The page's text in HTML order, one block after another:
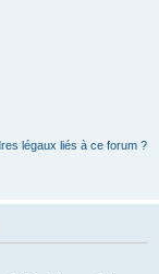
légaux liés à ce forum ?